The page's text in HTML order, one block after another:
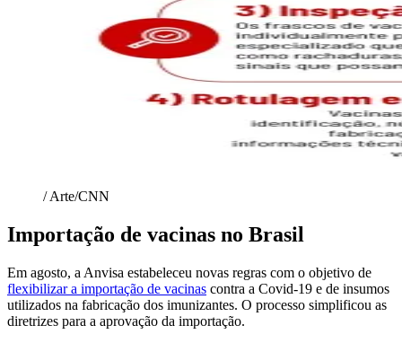
/ Arte/CNN
Importação de vacinas no Brasil
Em agosto, a Anvisa estabeleceu novas regras com o objetivo de
flexibilizar a importação de vacinas contra a Covid-19 e de insumos
utilizados na fabricação dos imunizantes. O processo simplificou as
diretrizes para a aprovação da importação.